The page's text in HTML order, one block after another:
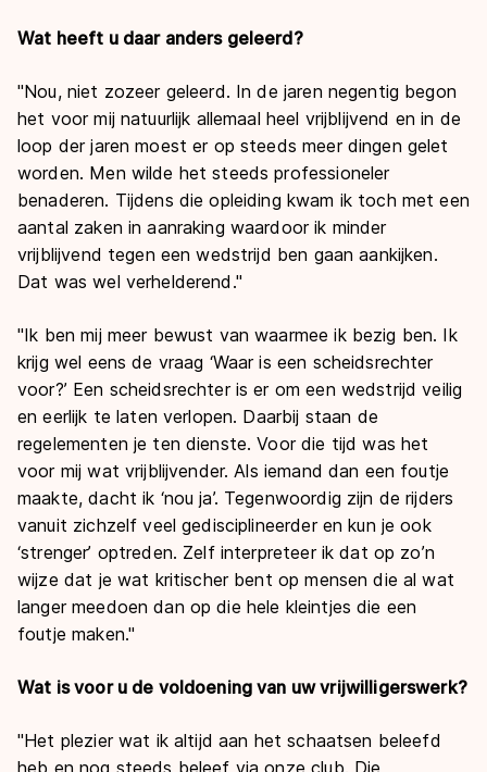
Wat heeft u daar anders geleerd?
"Nou, niet zozeer geleerd. In de jaren negentig begon
het voor mij natuurlijk allemaal heel vrijblijvend en in de
loop der jaren moest er op steeds meer dingen gelet
worden. Men wilde het steeds professioneler
benaderen. Tijdens die opleiding kwam ik toch met een
aantal zaken in aanraking waardoor ik minder
vrijblijvend tegen een wedstrijd ben gaan aankijken.
Dat was wel verhelderend."
"Ik ben mij meer bewust van waarmee ik bezig ben. Ik
krijg wel eens de vraag ‘Waar is een scheidsrechter
voor?’ Een scheidsrechter is er om een wedstrijd veilig
en eerlijk te laten verlopen. Daarbij staan de
regelementen je ten dienste. Voor die tijd was het
voor mij wat vrijblijvender. Als iemand dan een foutje
maakte, dacht ik ‘nou ja’. Tegenwoordig zijn de rijders
vanuit zichzelf veel gedisciplineerder en kun je ook
‘strenger’ optreden. Zelf interpreteer ik dat op zo’n
wijze dat je wat kritischer bent op mensen die al wat
langer meedoen dan op die hele kleintjes die een
foutje maken."
Wat is voor u de voldoening van uw vrijwilligerswerk?
"Het plezier wat ik altijd aan het schaatsen beleefd
heb en nog steeds beleef via onze club. Die